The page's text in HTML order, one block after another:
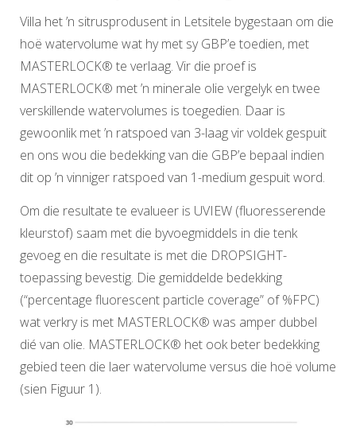
Villa het ’n sitrusprodusent in Letsitele bygestaan om die
hoë watervolume wat hy met sy GBP’e toedien, met
MASTERLOCK® te verlaag. Vir die proef is
MASTERLOCK® met ’n minerale olie vergelyk en twee
verskillende watervolumes is toegedien. Daar is
gewoonlik met ’n ratspoed van 3-laag vir voldek gespuit
en ons wou die bedekking van die GBP’e bepaal indien
dit op ’n vinniger ratspoed van 1-medium gespuit word.
Om die resultate te evalueer is UVIEW (fluoresserende
kleurstof) saam met die byvoegmiddels in die tenk
gevoeg en die resultate is met die DROPSIGHT-
toepassing bevestig. Die gemiddelde bedekking
(“percentage fluorescent particle coverage” of %FPC)
wat verkry is met MASTERLOCK® was amper dubbel
dié van olie. MASTERLOCK® het ook beter bedekking
gebied teen die laer watervolume versus die hoë volume
(sien Figuur 1).